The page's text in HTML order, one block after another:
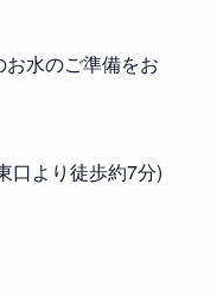
水のご準備をお
口より徒歩約7分)